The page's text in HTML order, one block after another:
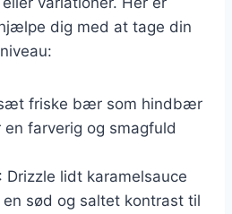
dig med at tage din
friske bær som hindbær
farverig og smagfuld
: Drizzle lidt karamelsauce
sød og saltet kontrast til